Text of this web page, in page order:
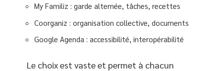
My Familiz : garde alternée, tâches, recettes
Coorganiz : organisation collective, documents
Google Agenda : accessibilité, interopérabilité
Le choix est vaste et permet à chacun